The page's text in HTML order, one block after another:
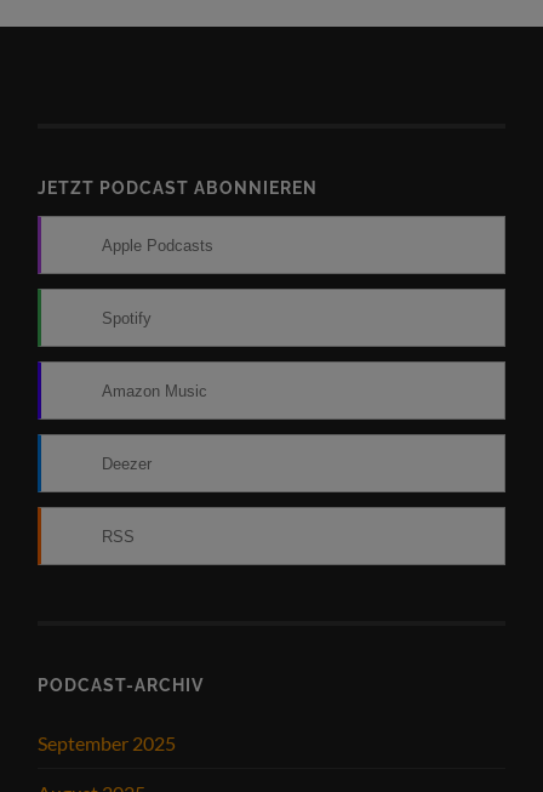
JETZT PODCAST ABONNIEREN
Apple Podcasts
Spotify
Amazon Music
Deezer
RSS
PODCAST-ARCHIV
September 2025